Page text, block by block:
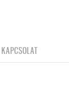
KAPCSOLAT